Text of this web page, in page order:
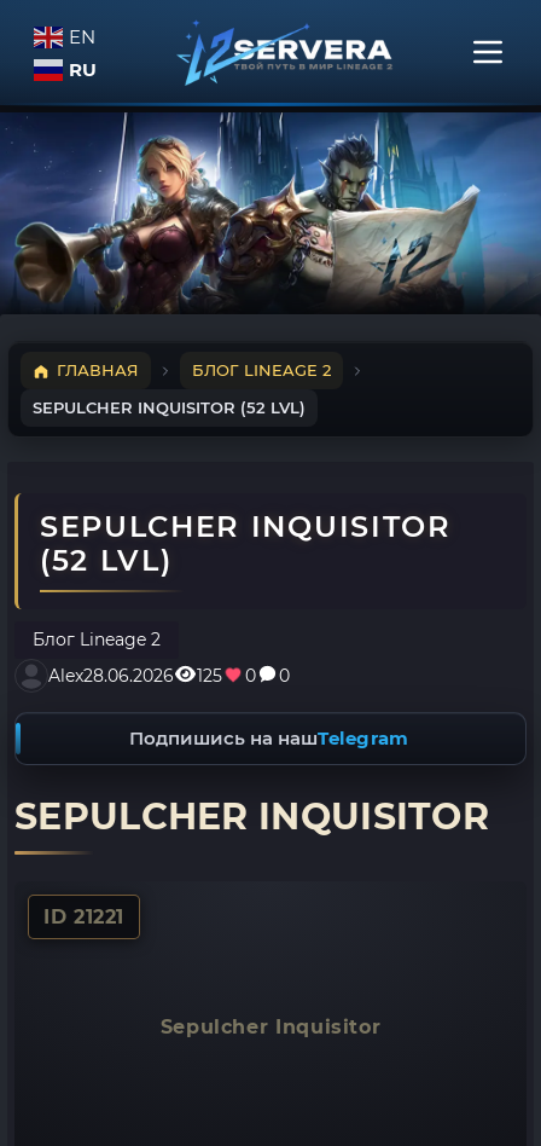
EN
RU
ГЛАВНАЯ
БЛОГ LINEAGE 2
SEPULCHER INQUISITOR (52 LVL)
SEPULCHER INQUISITOR
(52 LVL)
Блог Lineage 2
Alex28.06.2026 125 0 0
Подпишись на нашTelegram
SEPULCHER INQUISITOR
ID 21221
Sepulcher Inquisitor